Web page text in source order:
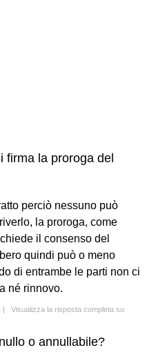
firma la proroga del
perciò nessuno può
la proroga, come
il consenso del
quindi può o meno
di entrambe le parti non ci
né rinnovo.
| Visualizza la risposta completa su
o annullabile?